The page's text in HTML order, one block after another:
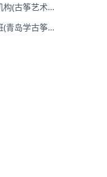
构(古筝艺术
(青岛学古筝